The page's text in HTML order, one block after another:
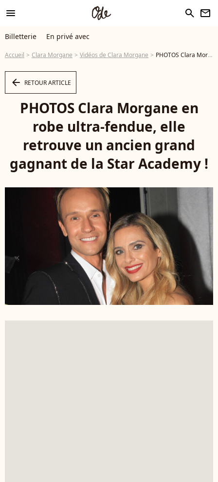
menu search newsletter
Billetterie En privé avec
Accueil Clara Morgane Vidéos de Clara Morgane PHOTOS Clara Morgane en robe ultra-fendue, elle retrouve un ancien grand gagnant de la Star Academy ! - Vidéo
arrow_left RETOUR ARTICLE
PHOTOS Clara Morgane en
robe ultra-fendue, elle
retrouve un ancien grand
gagnant de la Star Academy !